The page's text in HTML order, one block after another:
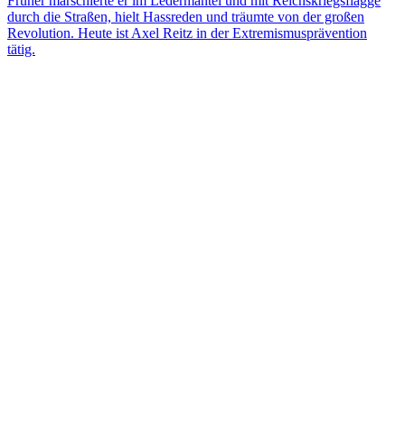
durch die Straßen, hielt Hassreden und träumte von der großen
Revolution. Heute ist Axel Reitz in der Extremismusprävention
tätig.